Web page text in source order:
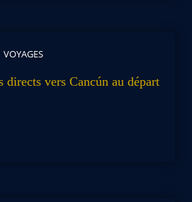
VOYAGES
directs vers Cancún au départ